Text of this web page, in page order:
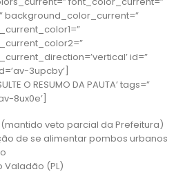
background_color_current=”
id=”
3upcby’]
O RESUMO DA PAUTA’ tags=”
8ux0e’]
(mantido veto parcial da Prefeitura)
de se alimentar pombos urbanos
Valadão (PL)